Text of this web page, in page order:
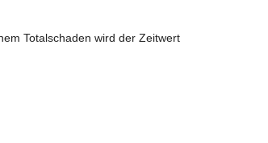
Totalschaden wird der Zeitwert